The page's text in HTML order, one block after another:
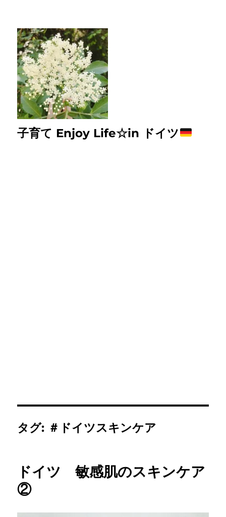
子育て Enjoy Life☆in ドイツ
タグ: ＃ドイツスキンケア
ドイツ 敏感肌のスキンケア
②